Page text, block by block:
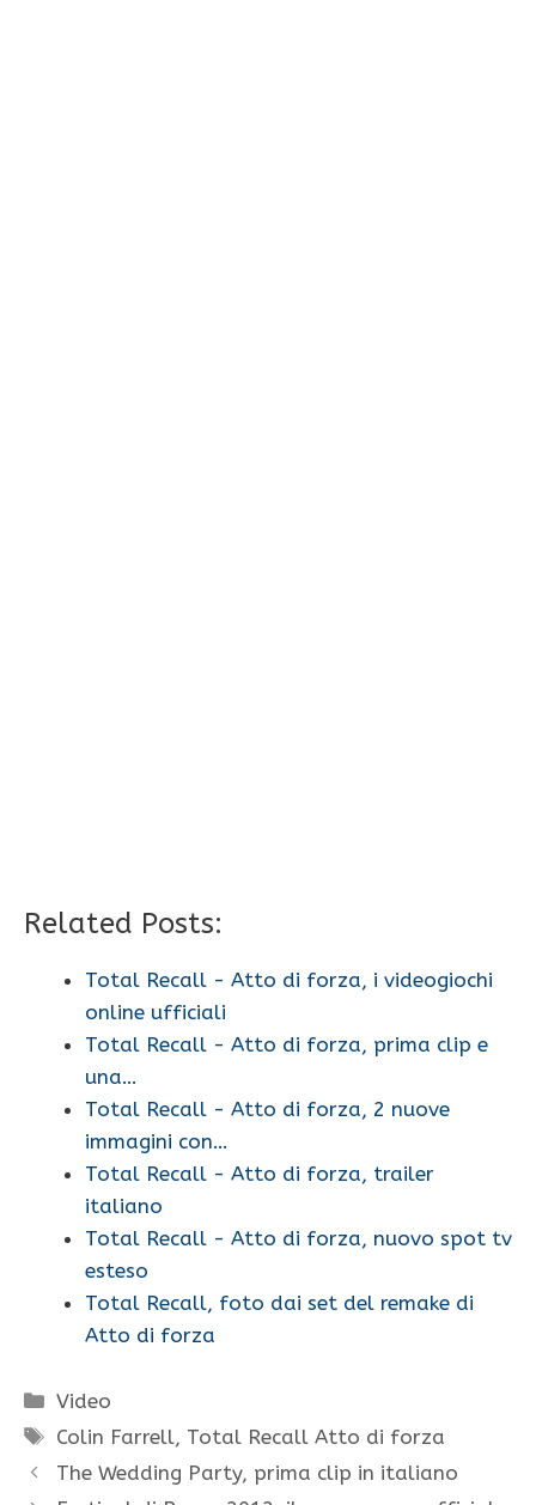
Related Posts:
Total Recall - Atto di forza, i videogiochi
online ufficiali
Total Recall - Atto di forza, prima clip e
una…
Total Recall - Atto di forza, 2 nuove
immagini con…
Total Recall - Atto di forza, trailer
italiano
Total Recall - Atto di forza, nuovo spot tv
esteso
Total Recall, foto dai set del remake di
Atto di forza
Categorie
Video
Tag
Colin Farrell, Total Recall Atto di forza
The Wedding Party, prima clip in italiano